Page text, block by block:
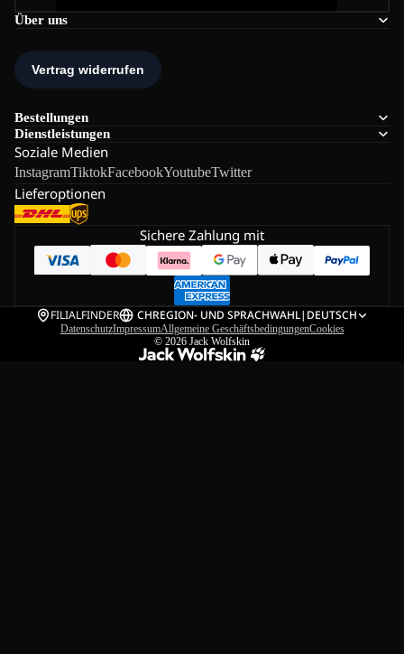
Über uns
Bestellungen
Dienstleistungen
Soziale Medien
InstagramTiktokFacebookYoutubeTwitter
Lieferoptionen
Sichere Zahlung mit
FILIALFINDER CHREGION- UND SPRACHWAHL| DEUTSCH
DatenschutzImpressumAllgemeine GeschäftsbedingungenCookies
© 2026 Jack Wolfskin